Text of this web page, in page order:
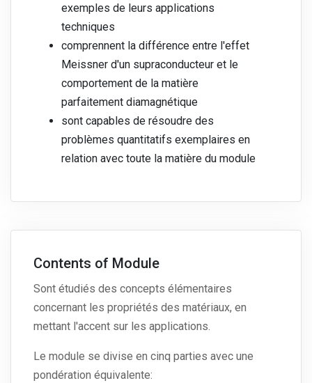
exemples de leurs applications
techniques
comprennent la différence entre l'effet
Meissner d'un supraconducteur et le
comportement de la matière
parfaitement diamagnétique
sont capables de résoudre des
problèmes quantitatifs exemplaires en
relation avec toute la matière du module
Contents of Module
Sont étudiés des concepts élémentaires
concernant les propriétés des matériaux, en
mettant l'accent sur les applications.
Le module se divise en cinq parties avec une
pondération équivalente: